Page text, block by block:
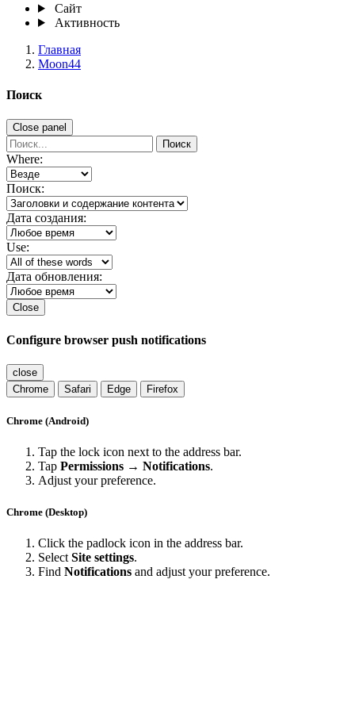
Сайт
Активность
Главная
Moon44
Поиск
Close panel
Поиск
Where:
Поиск:
Дата создания:
Use:
Дата обновления:
Close
Configure browser push notifications
close
Chrome
Safari Edge Firefox
Chrome (Android)
Tap the lock icon next to the address bar.
Tap Permissions → Notifications.
Adjust your preference.
Chrome (Desktop)
Click the padlock icon in the address bar.
Select Site settings.
Find Notifications and adjust your preference.